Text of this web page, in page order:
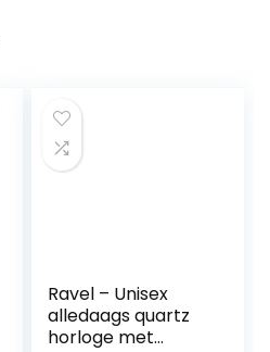
Ravel – Unisex
alledaags quartz
horloge met